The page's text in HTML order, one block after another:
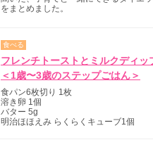
をまとめました。
食べる
フレンチトーストとミルクディッ
＜1歳〜3歳のステップごはん＞
食パン6枚切り 1枚
溶き卵 1個
バター 5g
明治ほほえみ らくらくキューブ1個